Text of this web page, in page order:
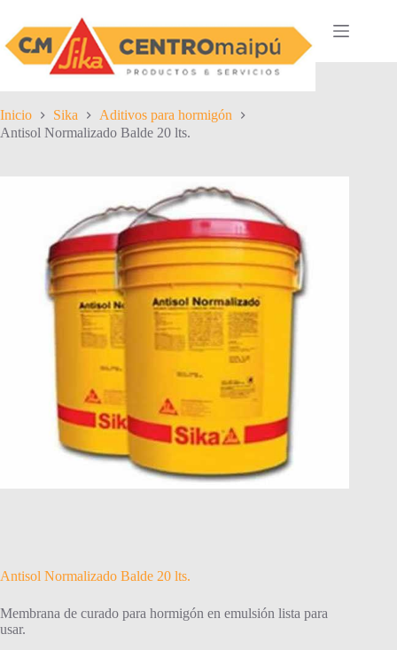
contenido
Inicio Sika
Aditivos para hormigón
Antisol Normalizado Balde 20 lts.
Antisol Normalizado Balde 20 lts.
Membrana de curado para hormigón en emulsión lista para
usar.